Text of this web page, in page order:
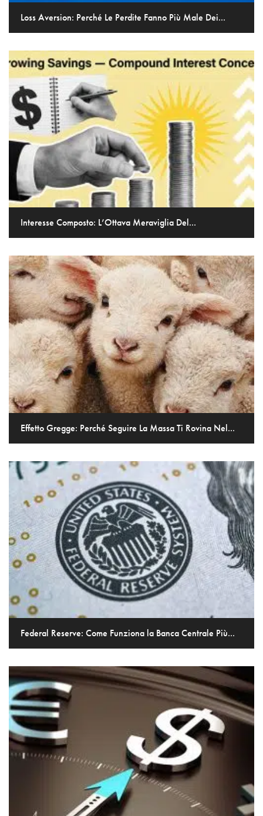
Loss Aversion: Perché Le Perdite Fanno Più Male Dei...
Interesse Composto: L’Ottava Meraviglia Del...
Effetto Gregge: Perché Seguire La Massa Ti Rovina Nel...
Federal Reserve: Come Funziona la Banca Centrale Più...